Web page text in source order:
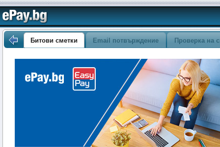
Битови сметки Email потвърждение Проверка на